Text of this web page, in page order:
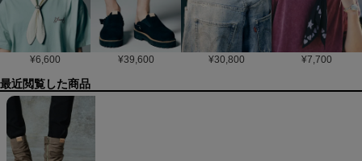
¥6,600 ¥39,600 ¥30,800 ¥7,700
最近閲覧した商品